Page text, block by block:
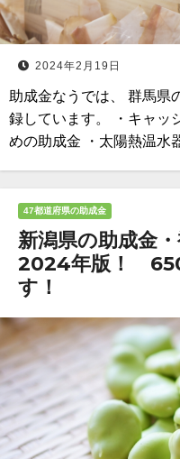
2024年2月19日
助成金なうでは、 群馬県
録しています。 ・キャッ
めの助成金 ・太陽熱温水
47都道府県の助成金
新潟県の助成金
2024年版！
す！